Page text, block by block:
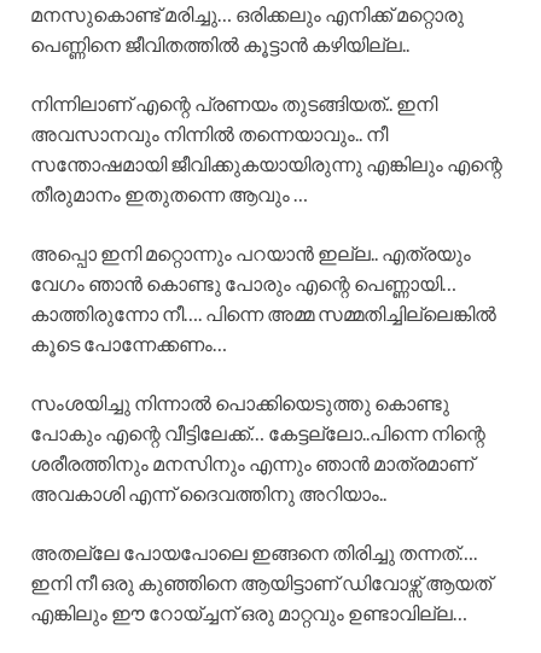
മനസുകൊണ്ട് മരിച്ചു… ഒരിക്കലും എനിക്ക് മറ്റൊരു
പെണ്ണിനെ ജീവിതത്തിൽ കൂട്ടാൻ കഴിയില്ല..
നിന്നിലാണ് എന്റെ പ്രണയം തുടങ്ങിയത്.. ഇനി
അവസാനവും നിന്നിൽ തന്നെയാവും.. നീ
സന്തോഷമായി ജീവിക്കുകയായിരുന്നു എങ്കിലും എന്റെ
തീരുമാനം ഇതുതന്നെ ആവും …
അപ്പൊ ഇനി മറ്റൊന്നും പറയാൻ ഇല്ല.. എത്രയും
വേഗം ഞാൻ കൊണ്ടു പോരും എന്റെ പെണ്ണായി…
കാത്തിരുന്നോ നീ…. പിന്നെ അമ്മ സമ്മതിച്ചില്ലെങ്കിൽ
കൂടെ പോന്നേക്കണം…
സംശയിച്ചു നിന്നാൽ പൊക്കിയെടുത്തു കൊണ്ടു
പോകും എന്റെ വീട്ടിലേക്ക്… കേട്ടല്ലോ..പിന്നെ നിന്റെ
ശരീരത്തിനും മനസിനും എന്നും ഞാൻ മാത്രമാണ്
അവകാശി എന്ന് ദൈവത്തിനു അറിയാം..
അതല്ലേ പോയപോലെ ഇങ്ങനെ തിരിച്ചു തന്നത്….
ഇനി നീ ഒരു കുഞ്ഞിനെ ആയിട്ടാണ് ഡിവോഴ്സ് ആയത്
എങ്കിലും ഈ റോയ്ച്ചന് ഒരു മാറ്റവും ഉണ്ടാവില്ല…